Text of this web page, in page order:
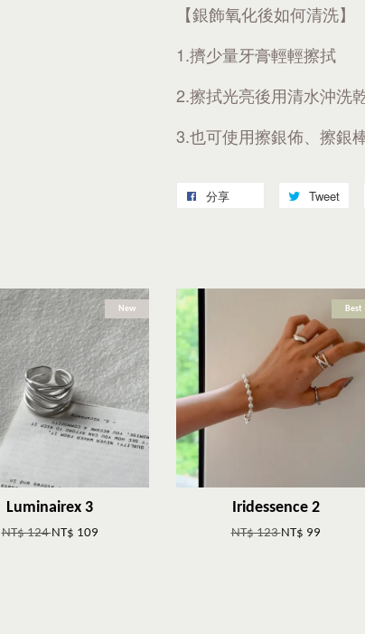
【銀飾氧化後如何清洗】
1.擠少量牙膏輕輕擦拭
2.擦拭光亮後用清水沖洗
3.也可使用擦銀佈、擦銀
分享 Tweet
New
Luminairex 3
NT$ 124NT$ 109
Best
Iridessence 2
NT$ 123NT$ 99